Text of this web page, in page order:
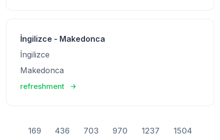
İngilizce - Makedonca
İngilizce
Makedonca
refreshment
169 436 703 970 1237 1504